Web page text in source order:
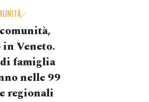
in Veneto.
famiglia
nelle 99
regionali